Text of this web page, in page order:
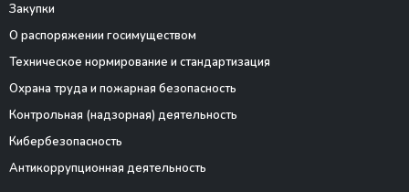
Закупки
О распоряжении госимуществом
Техническое нормирование и стандартизация
Охрана труда и пожарная безопасность
Контрольная (надзорная) деятельность
Кибербезопасность
Антикоррупционная деятельность